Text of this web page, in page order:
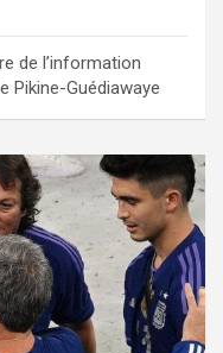
de l’information
Pikine-Guédiawaye